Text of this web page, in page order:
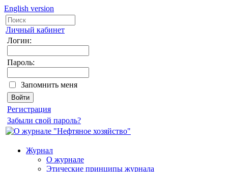
English version
Личный кабинет
Логин:
Пароль:
Запомнить меня
Регистрация
Забыли свой пароль?
Журнал
О журнале
Этические принципы журнала